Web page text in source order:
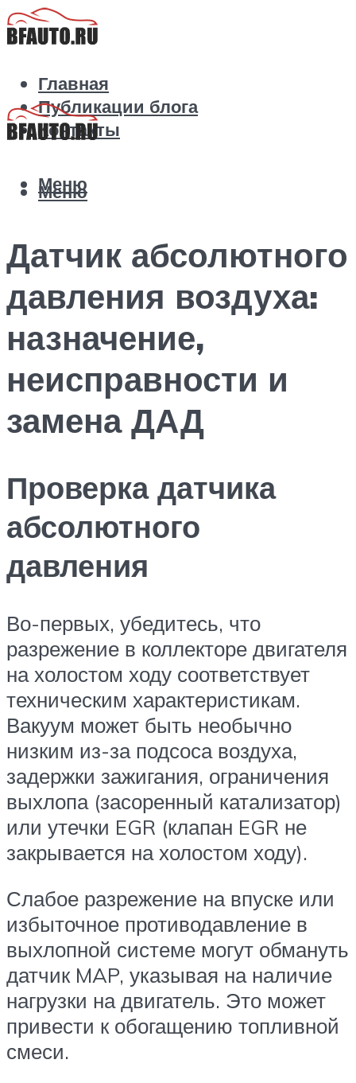
Главная
Публикации блога
Контакты
Меню
Меню
Датчик абсолютного
давления воздуха:
назначение,
неисправности и
замена ДАД
Проверка датчика
абсолютного
давления
Во-первых, убедитесь, что
разрежение в коллекторе двигателя
на холостом ходу соответствует
техническим характеристикам.
Вакуум может быть необычно
низким из-за подсоса воздуха,
задержки зажигания, ограничения
выхлопа (засоренный катализатор)
или утечки EGR (клапан EGR не
закрывается на холостом ходу).
Слабое разрежение на впуске или
избыточное противодавление в
выхлопной системе могут обмануть
датчик MAP, указывая на наличие
нагрузки на двигатель. Это может
привести к обогащению топливной
смеси.